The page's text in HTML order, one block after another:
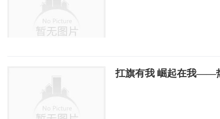
扛旗有我 崛起在我——